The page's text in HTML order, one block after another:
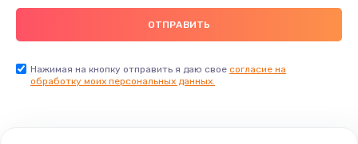
Нажимая на кнопку отправить я даю свое согласие на
обработку моих персональных данных.